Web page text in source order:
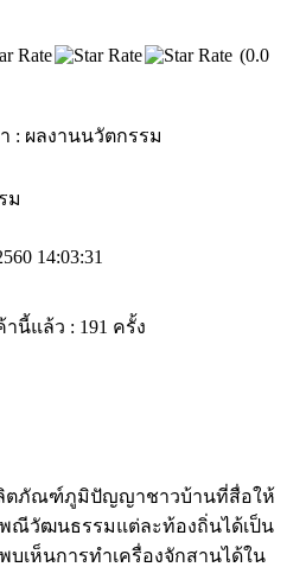
(0.0
: ผลงานนวัตกรรม
ม
14:03:31
นี้แล้ว : 191 ครั้ง
ลิตภัณฑ์ภูมิปัญญาชาวบ้านที่สื่อให้
พณีวัฒนธรรมแต่ละท้องถิ่นได้เป็น
บเห็นการทำเครื่องจักสานได้ใน